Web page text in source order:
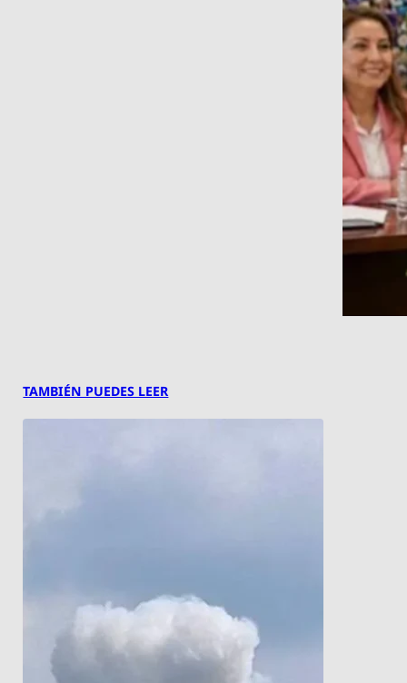
TAMBIÉN PUEDES LEER